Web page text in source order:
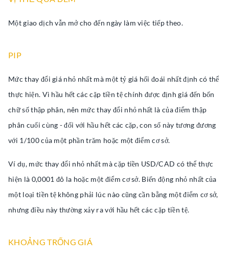
Một giao dịch vẫn mở cho đến ngày làm việc tiếp theo.
PIP
Mức thay đổi giá nhỏ nhất mà một tỷ giá hối đoái nhất định có thể
thực hiện. Vì hầu hết các cặp tiền tệ chính được định giá đến bốn
chữ số thập phân, nên mức thay đổi nhỏ nhất là của điểm thập
phân cuối cùng - đối với hầu hết các cặp, con số này tương đương
với 1/100 của một phần trăm hoặc một điểm cơ sở.
Ví dụ, mức thay đổi nhỏ nhất mà cặp tiền USD/CAD có thể thực
hiện là 0,0001 đô la hoặc một điểm cơ sở. Biến động nhỏ nhất của
một loại tiền tệ không phải lúc nào cũng cần bằng một điểm cơ sở,
nhưng điều này thường xảy ra với hầu hết các cặp tiền tệ.
KHOẢNG TRỐNG GIÁ